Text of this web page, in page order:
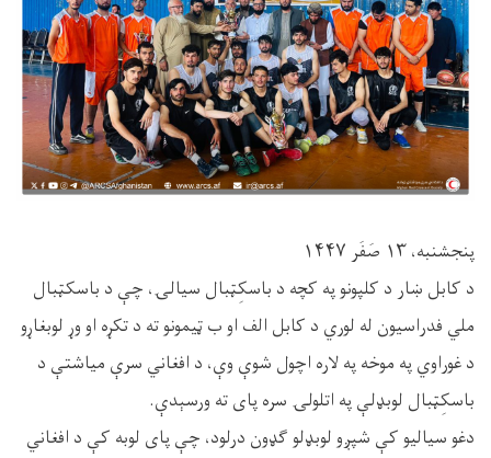
پنجشنبه، ۱۳ صَفَر ۱۴۴۷
د کابل ښار د کلپونو په کچه د باسکِټبال سیالۍ، چې د باسکټبال
ملي فدراسیون له لوري د کابل الف او ب ټیمونو ته د تکړه او وړ لوبغاړو
د غوراوي په موخه په لاره اچول شوې وې، د افغاني سرې میاشتې د
باسکِټبال لوبډلې په اتلولۍ سره پای ته ورسېدې.
دغو سیالیو کې شپږو لوبډلو ګډون درلود، چې پای لوبه کې د افغاني